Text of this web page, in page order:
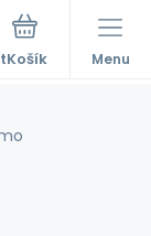
Menu